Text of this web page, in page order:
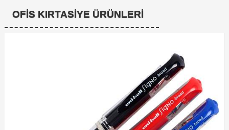
OFIS KIRTASIYE ÜRÜNLERI